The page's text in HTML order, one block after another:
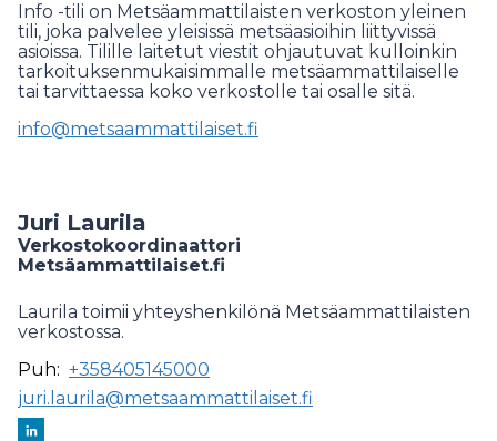
Info -tili on Metsäammattilaisten verkoston yleinen
tili, joka palvelee yleisissä metsäasioihin liittyvissä
asioissa. Tilille laitetut viestit ohjautuvat kulloinkin
tarkoituksenmukaisimmalle metsäammattilaiselle
tai tarvittaessa koko verkostolle tai osalle sitä.
info@metsaammattilaiset.fi
Juri Laurila
Verkostokoordinaattori
Metsäammattilaiset.fi
Laurila toimii yhteyshenkilönä Metsäammattilaisten
verkostossa.
Puh: +358405145000
juri.laurila@metsaammattilaiset.fi